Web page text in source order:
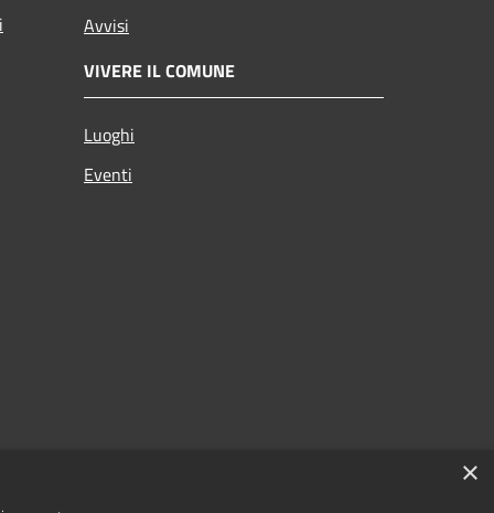
Avvisi
VIVERE IL COMUNE
Luoghi
Eventi
×